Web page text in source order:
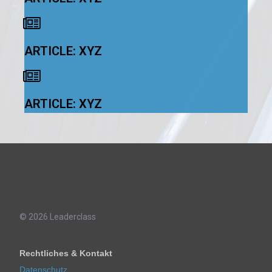
ARTICLE: XYZ
ARTICLE: XYZ
© 2026 Leaderclass
Rechtliches & Kontakt
Datenschutz